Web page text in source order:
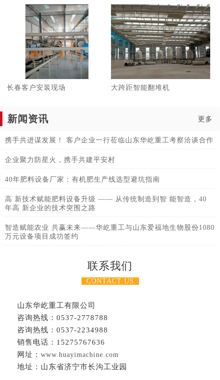
长春客户安装现场 大跨距智能翻堆机
新闻资讯 更多
携手共进谋发展！ 客户企业一行莅临山东华屹重工考察洽谈合作
企业聚力防星火，携手共建平安村
40年肥料设备厂家：有机肥生产线选型避坑指南
高 新技术赋能肥料设备升级 —— 从传统制造到智 能智造，40
年高 新企业的技术突围之路
智造赋能农业 共赢未来——华屹重工与山东爱福地生物股份1080
万元设备项目成功签约
联系我们
CONTACT US
山东华屹重工有限公司
咨询热线：0537-2778788
咨询热线：0537-2234988
销售电话：15275767636
网址： www.huayimachine.com
地址：山东省济宁市长沟工业园